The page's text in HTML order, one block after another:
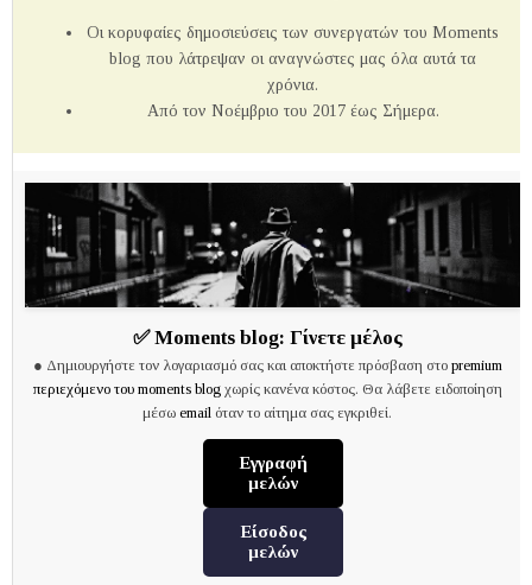
Οι κορυφαίες δημοσιεύσεις των συνεργατών του Μoments
blog που λάτρεψαν οι αναγνώστες μας όλα αυτά τα
χρόνια.
Από τον Νοέμβριο του 2017 έως Σήμερα.
✅Moments blog: Γίνετε μέλος
● Δημιουργήστε τον λογαριασμό σας και αποκτήστε πρόσβαση στοpremium
περιεχόμενο του moments blogχωρίς κανένα κόστος. Θα λάβετε ειδοποίηση
μέσω email όταν το αίτημα σας εγκριθεί.
Εγγραφή
μελών
Είσοδος
μελών